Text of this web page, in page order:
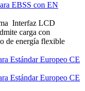
EBSS con EN
Interfaz LCD
carga con
de energía flexible